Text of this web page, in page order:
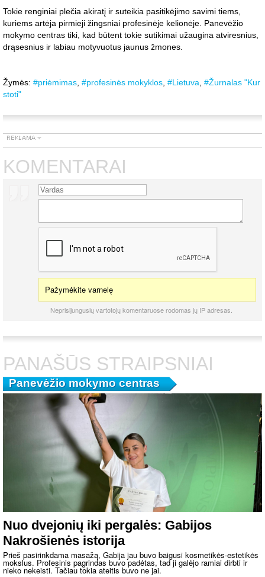
Tokie renginiai plečia akiratį ir suteikia pasitikėjimo savimi tiems,
kuriems artėja pirmieji žingsniai profesinėje kelionėje. Panevėžio
mokymo centras tiki, kad būtent tokie sutikimai užaugina atviresnius,
drąsesnius ir labiau motyvuotus jaunus žmones.
Žymės: #priėmimas #profesinės mokyklos #Lietuva #Žurnalas "Kur
stoti"
KOMENTARAI
Pažymėkite varnelę
Neprisijungusių vartotojų komentaruose rodomas jų IP adresas.
PANAŠŪS STRAIPSNIAI
Panevėžio mokymo centras
Nuo dvejonių iki pergalės: Gabijos
Nakrošienės istorija
Prieš pasirinkdama masažą, Gabija jau buvo baigusi kosmetikės-estetikės
mokslus. Profesinis pagrindas buvo padėtas, tad ji galėjo ramiai dirbti ir
nieko nekeisti. Tačiau tokia ateitis buvo ne jai.